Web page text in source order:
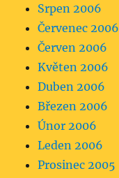
Srpen 2006
Červenec 2006
Červen 2006
Květen 2006
Duben 2006
Březen 2006
Únor 2006
Leden 2006
Prosinec 2005